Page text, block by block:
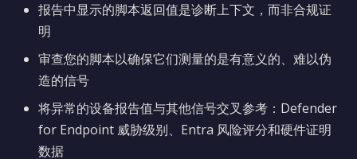
报告中显示的脚本返回值是诊断上下文，而非合规证
明
审查您的脚本以确保它们测量的是有意义的、难以伪
造的信号
将异常的设备报告值与其他信号交叉参考：Defender
for Endpoint 威胁级别、Entra 风险评分和硬件证明
数据